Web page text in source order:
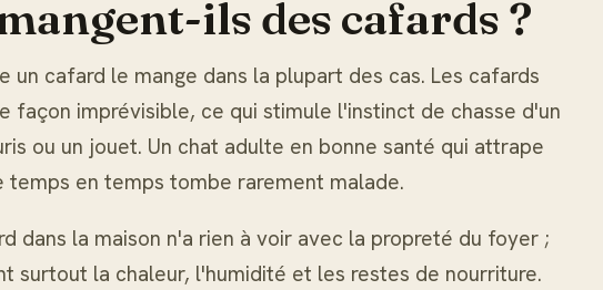
ils des cafards ?
un cafard le mange dans la plupart des cas. Les cafards
façon imprévisible, ce qui stimule l'instinct de chasse d'un
ou un jouet. Un chat adulte en bonne santé qui attrape
temps en temps tombe rarement malade.
dans la maison n'a rien à voir avec la propreté du foyer ;
surtout la chaleur, l'humidité et les restes de nourriture.